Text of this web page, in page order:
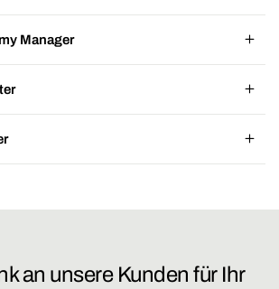
Manager
an unsere Kunden für Ihr